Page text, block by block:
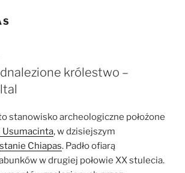
królestwo –
stanowisko archeologiczne położone
Usumacinta, w dzisiejszym
stanie Chiapas. Padło ofiarą
w drugiej połowie XX stulecia.